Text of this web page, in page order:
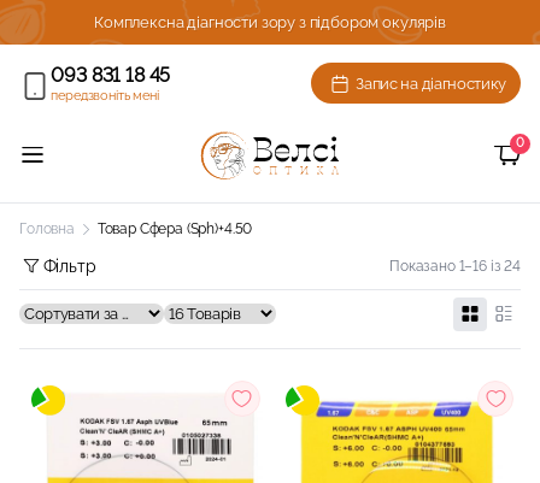
Комплексна діагности зору з підбором окулярів
093 831 18 45
передзвоніть мені
Запис на діагностику
0
Головна Товар Сфера (Sph)+4.50
Показано 1–16 із 24
Фільтр